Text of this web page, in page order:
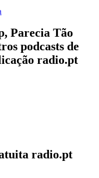
Parecia Tão
podcasts de
radio.pt
radio.pt